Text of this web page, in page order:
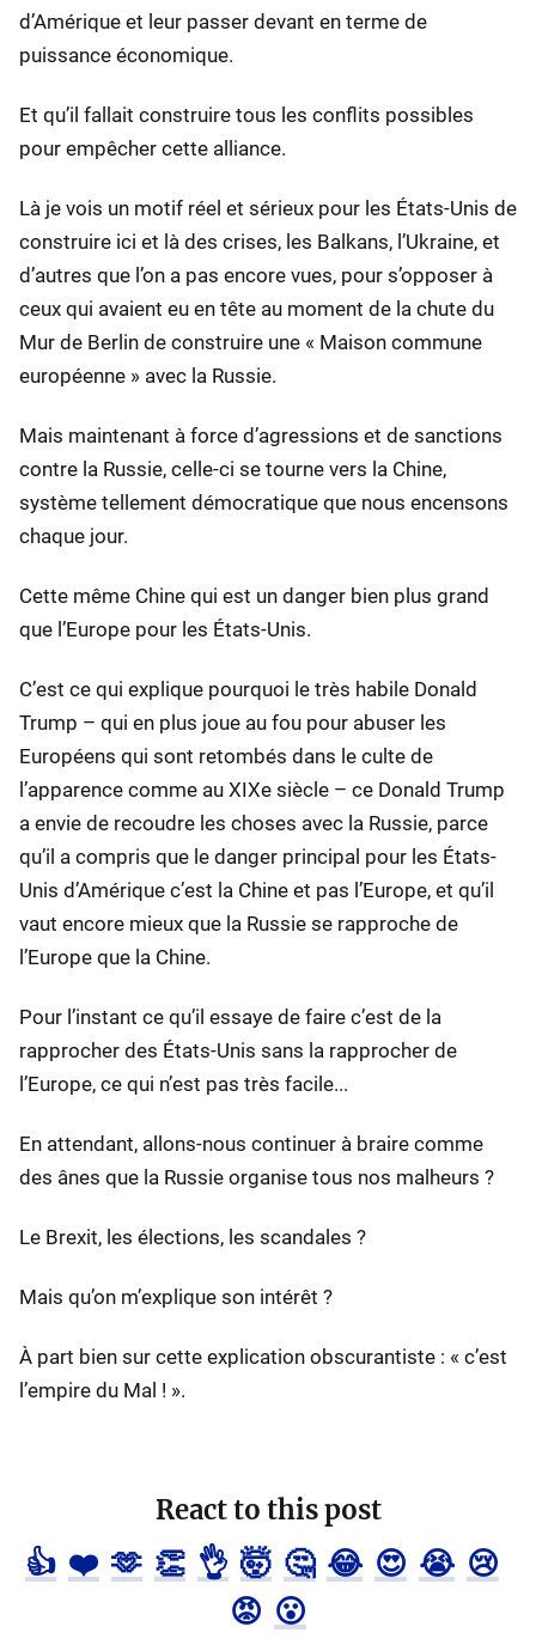
d’Amérique et leur passer devant en terme de
puissance économique.
Et qu’il fallait construire tous les conflits possibles
pour empêcher cette alliance.
Là je vois un motif réel et sérieux pour les États-Unis de
construire ici et là des crises, les Balkans, l’Ukraine, et
d’autres que l’on a pas encore vues, pour s’opposer à
ceux qui avaient eu en tête au moment de la chute du
Mur de Berlin de construire une « Maison commune
européenne » avec la Russie.
Mais maintenant à force d’agressions et de sanctions
contre la Russie, celle-ci se tourne vers la Chine,
système tellement démocratique que nous encensons
chaque jour.
Cette même Chine qui est un danger bien plus grand
que l’Europe pour les États-Unis.
C’est ce qui explique pourquoi le très habile Donald
Trump – qui en plus joue au fou pour abuser les
Européens qui sont retombés dans le culte de
l’apparence comme au XIXe siècle – ce Donald Trump
a envie de recoudre les choses avec la Russie, parce
qu’il a compris que le danger principal pour les États-
Unis d’Amérique c’est la Chine et pas l’Europe, et qu’il
vaut encore mieux que la Russie se rapproche de
l’Europe que la Chine.
Pour l’instant ce qu’il essaye de faire c’est de la
rapprocher des États-Unis sans la rapprocher de
l’Europe, ce qui n’est pas très facile...
En attendant, allons-nous continuer à braire comme
des ânes que la Russie organise tous nos malheurs ?
Le Brexit, les élections, les scandales ?
Mais qu’on m’explique son intérêt ?
À part bien sur cette explication obscurantiste : « c’est
l’empire du Mal ! ».
React to this post
👍 ❤️ 🫶 👏 👌 🤯 🤔 😂 😍 😭 😢
😡 😮